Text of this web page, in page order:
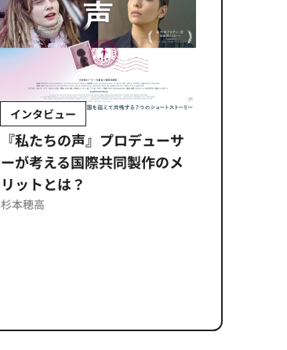
インタビュー
『私たちの声』プロデューサ
ーが考える国際共同製作のメ
リットとは？
杉本穂高